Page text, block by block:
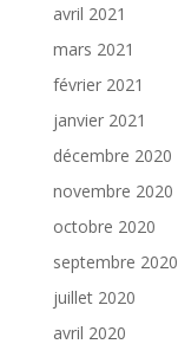
avril 2021
mars 2021
février 2021
janvier 2021
décembre 2020
novembre 2020
octobre 2020
septembre 2020
juillet 2020
avril 2020